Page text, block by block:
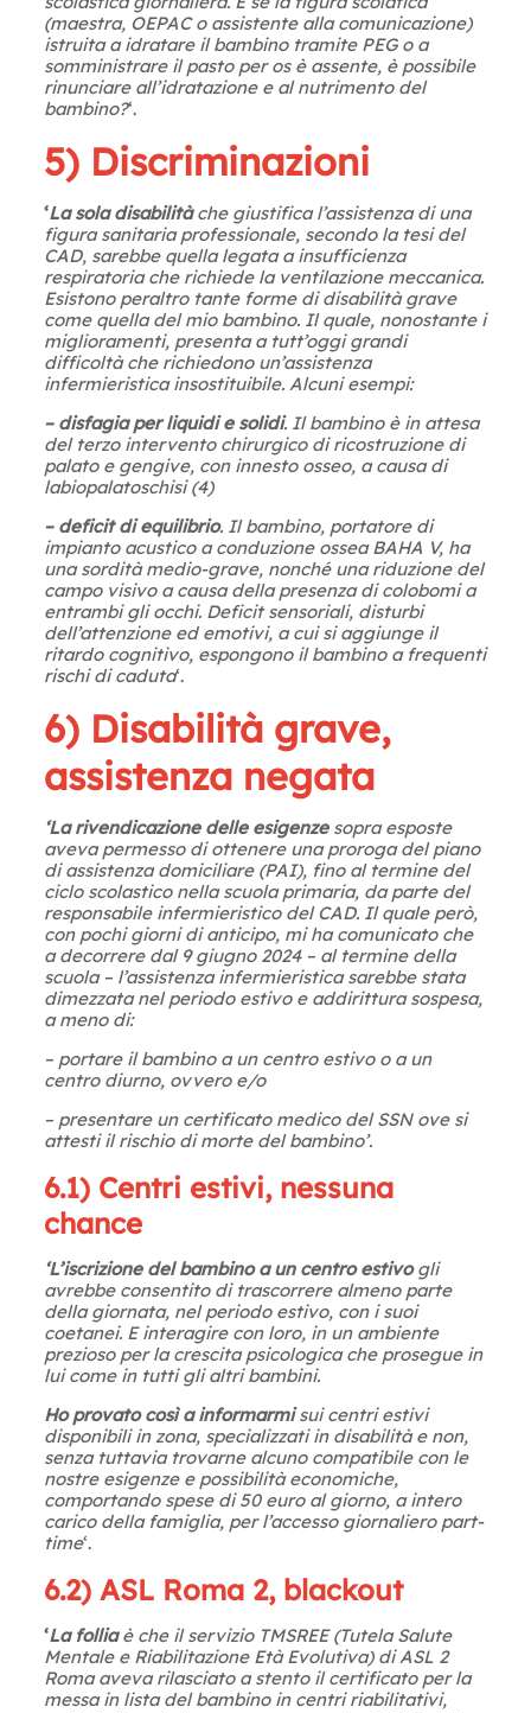
(maestra, OEPAC o assistente alla comunicazione)
istruita a idratare il bambino tramite PEG o a
somministrare il pasto per os è assente, è possibile
rinunciare all’idratazione e al nutrimento del
bambino?‘.
5) Discriminazioni
‘La sola disabilitàche giustifica l’assistenza di una
figura sanitaria professionale, secondo la tesi del
CAD, sarebbe quella legata a insufficienza
respiratoria che richiede la ventilazione meccanica.
Esistono peraltro tante forme di disabilità grave
come quella del mio bambino. Il quale, nonostante i
miglioramenti, presenta a tutt’oggi grandi
difficoltà che richiedono un’assistenza
infermieristica insostituibile. Alcuni esempi:
– disfagia per liquidi e solidi. Il bambino è in attesa
del terzo intervento chirurgico di ricostruzione di
palato e gengive, con innesto osseo, a causa di
labiopalatoschisi (4)
– deficit di equilibrio. Il bambino, portatore di
impianto acustico a conduzione ossea BAHA V, ha
una sordità medio-grave, nonché una riduzione del
campo visivo a causa della presenza di colobomi a
entrambi gli occhi. Deficit sensoriali, disturbi
dell’attenzione ed emotivi, a cui si aggiunge il
ritardo cognitivo, espongono il bambino a frequenti
rischi di caduta‘.
6) Disabilità grave,
assistenza negata
‘La rivendicazione delle esigenzesopra esposte
aveva permesso di ottenere una proroga del piano
di assistenza domiciliare (PAI), fino al termine del
ciclo scolastico nella scuola primaria, da parte del
responsabile infermieristico del CAD. Il quale però,
con pochi giorni di anticipo, mi ha comunicato che
a decorrere dal 9 giugno 2024 – al termine della
scuola – l’assistenza infermieristica sarebbe stata
dimezzata nel periodo estivo e addirittura sospesa,
a meno di:
– portare il bambino a un centro estivo o a un
centro diurno, ovvero e/o
– presentare un certificato medico del SSN ove si
attesti il rischio di morte del bambino’.
6.1) Centri estivi, nessuna
chance
‘L’iscrizione del bambino a un centro estivogli
avrebbe consentito di trascorrere almeno parte
della giornata, nel periodo estivo, con i suoi
coetanei. E interagire con loro, in un ambiente
prezioso per la crescita psicologica che prosegue in
lui come in tutti gli altri bambini.
Ho provato così a informarmisui centri estivi
disponibili in zona, specializzati in disabilità e non,
senza tuttavia trovarne alcuno compatibile con le
nostre esigenze e possibilità economiche,
comportando spese di 50 euro al giorno, a intero
carico della famiglia, per l’accesso giornaliero part-
time‘.
6.2) ASL Roma 2, blackout
‘La folliaè che il servizio TMSREE (Tutela Salute
Mentale e Riabilitazione Età Evolutiva) di ASL 2
Roma aveva rilasciato a stento il certificato per la
messa in lista del bambino in centri riabilitativi,